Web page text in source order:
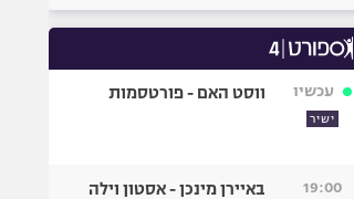
עכשיו
ישיר
ווסט האם - פורטסמות
19:00
באיירן מינכן - אסטון וילה